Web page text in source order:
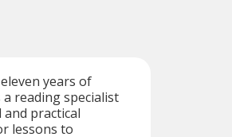
years of
reading specialist
practical
lessons to